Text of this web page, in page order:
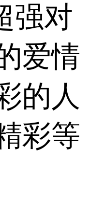
强对
爱情
的人
彩等